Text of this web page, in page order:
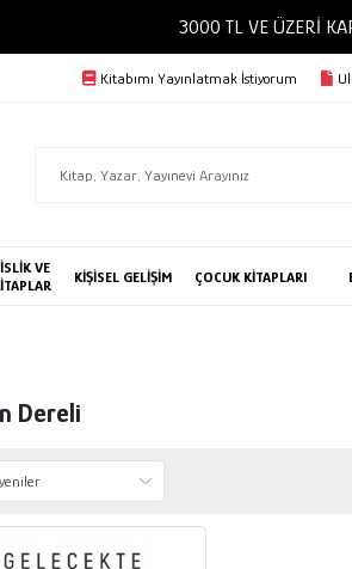
3000 TL VE ÜZERİ
Kitabımı Yayınlatmak İstiyorum
VE
KİŞİSEL GELİŞİM ÇOCUK KİTAPLARI
Dereli